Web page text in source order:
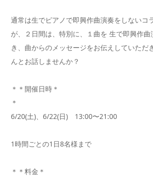
通常は生でピアノで即興作曲演奏をしないコ
が、２日間は、特別に、１曲を 生で即興作
き、曲からのメッセージをお伝えしていただ
んとお話しませんか？
＊＊開催日時＊
6/20(土)、6/22(日) 13:00〜21:00
1時間ごとの1日8名様まで
＊＊料金＊